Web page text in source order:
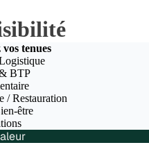
tenues
BTP
/ Restauration
être